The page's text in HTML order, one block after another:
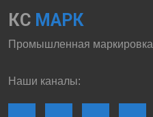
КС МАРК
Промышленная маркировка
Наши каналы: